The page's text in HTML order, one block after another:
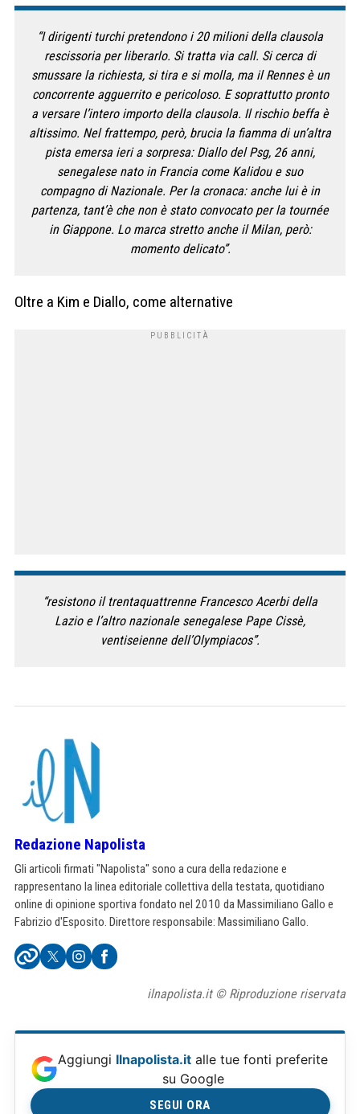
“I dirigenti turchi pretendono i 20 milioni della clausola
rescissoria per liberarlo. Si tratta via call. Si cerca di
smussare la richiesta, si tira e si molla, ma il Rennes è un
concorrente agguerrito e pericoloso. E soprattutto pronto
a versare l’intero importo della clausola. Il rischio beffa è
altissimo. Nel frattempo, però, brucia la fiamma di un’altra
pista emersa ieri a sorpresa: Diallo del Psg, 26 anni,
senegalese nato in Francia come Kalidou e suo
compagno di Nazionale. Per la cronaca: anche lui è in
partenza, tant’è che non è stato convocato per la tournée
in Giappone. Lo marca stretto anche il Milan, però:
momento delicato”.
Oltre a Kim e Diallo, come alternative
“resistono il trentaquattrenne Francesco Acerbi della
Lazio e l’altro nazionale senegalese Pape Cissè,
ventiseienne dell’Olympiacos”.
Redazione Napolista
Gli articoli firmati "Napolista" sono a cura della redazione e
rappresentano la linea editoriale collettiva della testata, quotidiano
online di opinione sportiva fondato nel 2010 da Massimiliano Gallo e
Fabrizio d'Esposito. Direttore responsabile: Massimiliano Gallo.
ilnapolista.it © Riproduzione riservata
Aggiungi Ilnapolista.it alle tue fonti preferite
su Google
SEGUI ORA